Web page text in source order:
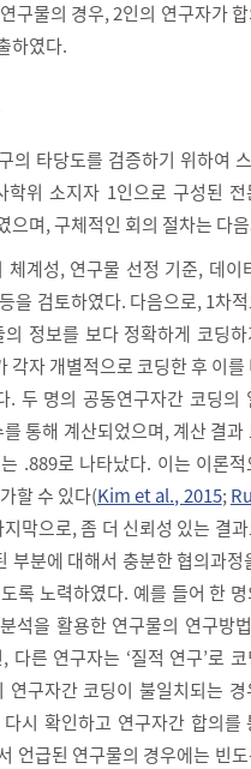
구물의 경우, 2인의 연구자가
하였다.
의 타당도를 검증하기 위하여
학위 소지자 1인으로 구성된 전
으며, 구체적인 회의 절차는 다
체계성, 연구물 선정 기준, 데이
을 검토하였다. 다음으로, 1차
정보를 보다 정확하게 코딩
각자 개별적으로 코딩한 후 이를
. 두 명의 공동연구자간 코딩의
통해 계산되었으며, 계산 결과
.889로 나타났다. 이는 이론적
할 수 있다(Kim et al., 2015;
막으로, 좀 더 신뢰성 있는 결
부분에 대해서 충분한 협의과정
록 노력하였다. 예를 들어 한
석을 활용한 연구물의 연구방
다른 연구자는 ‘질적 연구’로
연구자간 코딩이 불일치되는 경
시 확인하고 연구자간 합의를
언급된 연구물의 경우에는 빈